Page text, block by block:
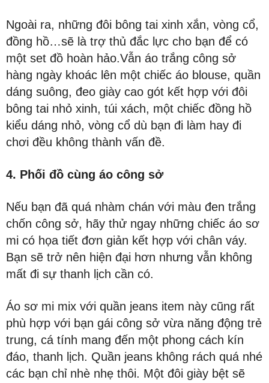
Ngoài ra, những đôi bông tai xinh xắn, vòng cổ,
đồng hồ…sẽ là trợ thủ đắc lực cho bạn để có
một set đồ hoàn hảo.Vẫn áo trắng công sở
hàng ngày khoác lên một chiếc áo blouse, quần
dáng suông, đeo giày cao gót kết hợp với đôi
bông tai nhỏ xinh, túi xách, một chiếc đồng hồ
kiểu dáng nhỏ, vòng cổ dù bạn đi làm hay đi
chơi đều không thành vấn đề.
4. Phối đồ cùng áo công sở
Nếu bạn đã quá nhàm chán với màu đen trắng
chốn công sở, hãy thử ngay những chiếc áo sơ
mi có họa tiết đơn giản kết hợp với chân váy.
Bạn sẽ trở nên hiện đại hơn nhưng vẫn không
mất đi sự thanh lịch cần có.
Áo sơ mi mix với quần jeans item này cũng rất
phù hợp với bạn gái công sở vừa năng động trẻ
trung, cá tính mang đến một phong cách kín
đáo, thanh lịch. Quần jeans không rách quá nhé
các bạn chỉ nhè nhẹ thôi. Một đôi giày bệt sẽ